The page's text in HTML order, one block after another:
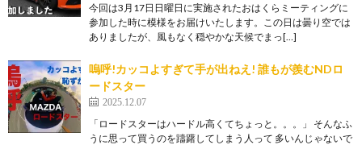
今回は3月17日日曜日に実施されたおはくらミーティングに
参加した時に模様をお届けいたします。この日は曇り空では
ありましたが、風もなく穏やかな天候でまっ[…]
嗚呼!カッコよすぎて手が出ねえ! 誰もが羨むNDロ
ードスター
2025.12.07
「ロードスターはハードル高くてちょっと。。。」 そんなふ
うに思って買うのを躊躇してしまう人って 多いんじゃないで